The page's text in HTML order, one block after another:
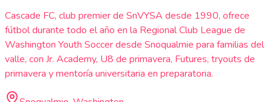
Cascade FC, club premier de SnVYSA desde 1990, ofrece
fútbol durante todo el año en la Regional Club League de
Washington Youth Soccer desde Snoqualmie para familias del
valle, con Jr. Academy, U8 de primavera, Futures, tryouts de
primavera y mentoría universitaria en preparatoria.